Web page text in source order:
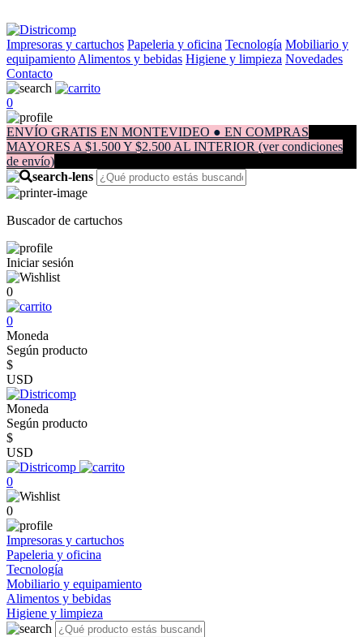
Impresoras y cartuchos Papeleria y oficina Tecnología Mobiliario y
equipamiento Alimentos y bebidas Higiene y limpieza Novedades
Contacto
0
ENVÍO GRATIS EN MONTEVIDEO ● EN COMPRAS
MAYORES A $1.500 Y $2.500 AL INTERIOR (ver condiciones
de envío)
Buscador de cartuchos
Iniciar sesión
0
0
Moneda
Según producto
$
USD
Moneda
Según producto
$
USD
0
0
Impresoras y cartuchos
Papeleria y oficina
Tecnología
Mobiliario y equipamiento
Alimentos y bebidas
Higiene y limpieza